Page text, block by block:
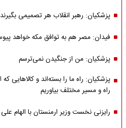
پزشکیان: رهبر انقلاب هر تصمیمی
فیدان: مصر هم به توافق مکه خواهد
پزشکیان: من از جنگیدن نمی‌ترسم
پزشکیان: راه ما را بسته‌اند و کالاهایی که
راه و مسیر مختلف بیاوریم
رایزنی نخست وزیر ارمنستان با الهام